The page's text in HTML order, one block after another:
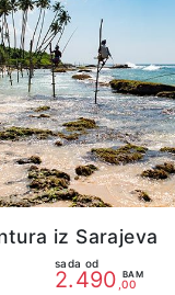
iz Sarajeva
sada od
2.490 BAM
,00